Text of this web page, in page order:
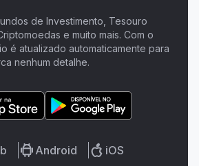
de Investimento, Tesouro
e muito mais. Com o
é atualizado automaticamente para
nenhum detalhe.
Android iOS